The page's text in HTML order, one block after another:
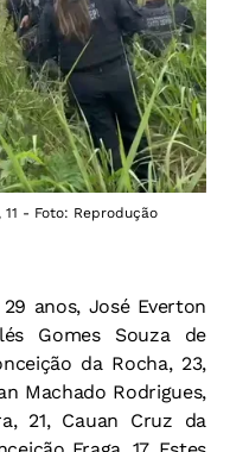
- Foto: Reprodução
anos, José Everton
Gomes Souza de
da Rocha, 23,
Machado Rodrigues,
21, Cauan Cruz da